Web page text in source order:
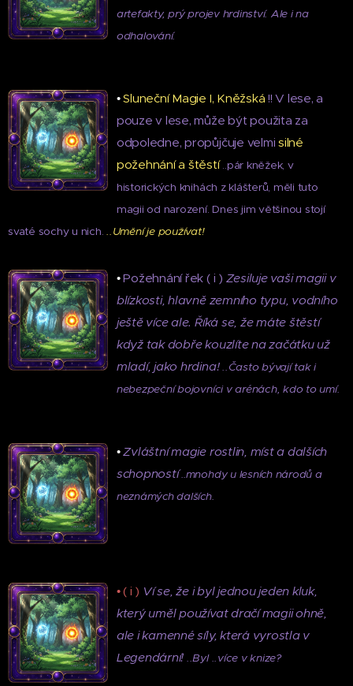
artefakty, prý projev hrdinství. Ale i na
odhalování.
•Sluneční Magie I, Kněžská !! V lese, a
pouze v lese, může být použita za
odpoledne, propůjčuje velmisilné
požehnání a štěstí ..pár kněžek, v
historických knihách z klášterů, měli tuto
magii od narození. Dnes jim většinou stojí
svaté sochy u nich...Umění je používat!
•Požehnání řek ( i ) Zesiluje vaši magii v
blízkosti, hlavně zemního typu, vodního
ještě více ale. Říká se, že máte štěstí
když tak dobře kouzlíte na začátku už
mladí, jako hrdina!..Často bývají tak i
nebezpeční bojovníci v arénách, kdo to umí.
•Zvláštní magie rostlin, míst a dalších
schopností ..mnohdy u lesních národů a
neznámých dalších.
•( i ) Ví se, že i byl jednou jeden kluk,
který uměl používat dračí magii ohně,
ale i kamenné síly, která vyrostla v
Legendární! ..Byl ..více v knize?